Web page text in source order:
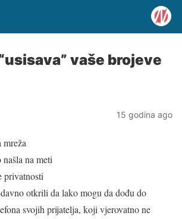
vaše brojeve
15 godina ago
mreža
našla na meti
privatnosti
otkrili da lako mogu da dođu do
svojih prijatelja, koji vjerovatno ne